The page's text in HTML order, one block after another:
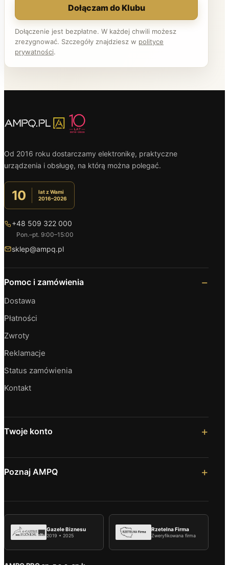
Dołączam do Klubu
Dołączenie jest bezpłatne. W każdej chwili możesz
zrezygnować. Szczegóły znajdziesz w polityce
prywatności.
Od 2016 roku dostarczamy elektronikę, praktyczne
urządzenia i obsługę, na którą można polegać.
10
lat z Wami
2016–2026
+48 509 322 000
Pon.–pt. 9:00–15:00
sklep@ampq.pl
Pomoc i zamówienia
Dostawa
Płatności
Zwroty
Reklamacje
Status zamówienia
Kontakt
Twoje konto
Poznaj AMPQ
Gazele Biznesu
2019 • 2025
Rzetelna Firma
Zweryfikowana firma